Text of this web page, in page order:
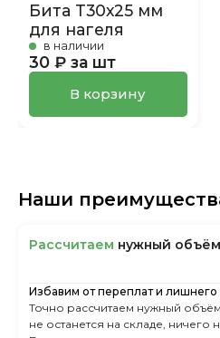
Бита Т30х25 мм
для нагеля
в наличии
30 ₽ за шт
В корзину
Наши
Рассчитаем нужный
Избавим от переплат и лишнего
Точно рассчитаем нужный
не останется на складе, ничего